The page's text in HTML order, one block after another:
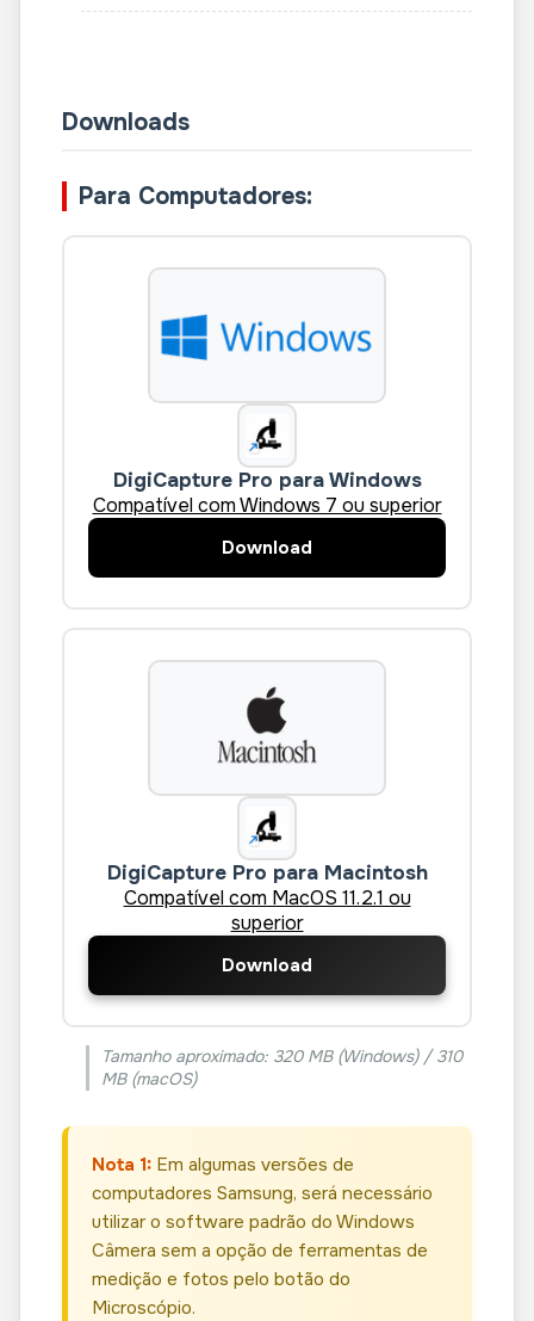
Downloads
Para Computadores:
DigiCapture Pro para Windows
Compatível com Windows 7 ou superior
Download
DigiCapture Pro para Macintosh
Compatível com MacOS 11.2.1 ou
superior
Download
Tamanho aproximado: 320 MB (Windows) / 310
MB (macOS)
Nota 1: Em algumas versões de
computadores Samsung, será necessário
utilizar o software padrão do Windows
Câmera sem a opção de ferramentas de
medição e fotos pelo botão do
Microscópio.